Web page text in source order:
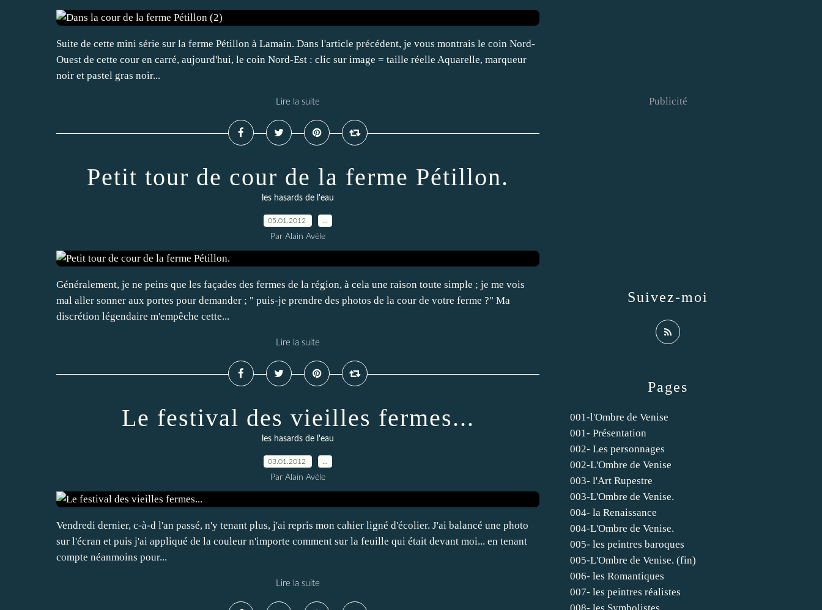
Suite de cette mini série sur la ferme Pétillon à Lamain. Dans l'article précédent, je vous montrais le coin Nord-
Ouest de cette cour en carré, aujourd'hui, le coin Nord-Est : clic sur image = taille réelle Aquarelle, marqueur
noir et pastel gras noir...
Lire la suite
Petit tour de cour de la ferme Pétillon.
les hasards de l'eau
05.01.2012
Par Alain Avèle
Généralement, je ne peins que les façades des fermes de la région, à cela une raison toute simple ; je me vois
mal aller sonner aux portes pour demander ; " puis-je prendre des photos de la cour de votre ferme ?" Ma
discrétion légendaire m'empêche cette...
Lire la suite
Le festival des vieilles fermes...
les hasards de l'eau
03.01.2012
Par Alain Avèle
Vendredi dernier, c-à-d l'an passé, n'y tenant plus, j'ai repris mon cahier ligné d'écolier. J'ai balancé une photo
sur l'écran et puis j'ai appliqué de la couleur n'importe comment sur la feuille qui était devant moi... en tenant
compte néanmoins pour...
Lire la suite
Pages
001-l'Ombre de Venise
001- Présentation
002- Les personnages
002-L'Ombre de Venise
003- l'Art Rupestre
003-L'Ombre de Venise.
004- la Renaissance
004-L'Ombre de Venise.
005- les peintres baroques
005-L'Ombre de Venise. (fin)
006- les Romantiques
007- les peintres réalistes
Suivez-moi
Publicité